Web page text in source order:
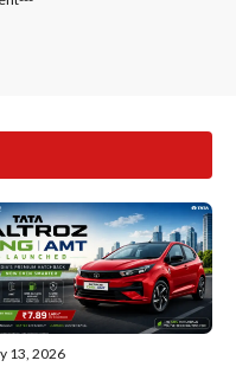
13, 2026